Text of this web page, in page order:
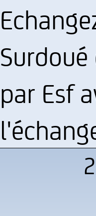
par Esf